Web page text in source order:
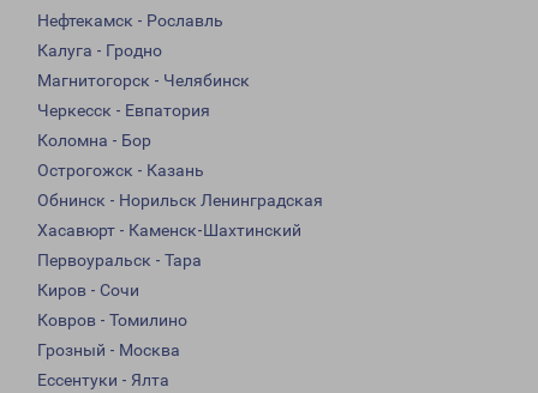
Нефтекамск - Рославль
Калуга - Гродно
Магнитогорск - Челябинск
Черкесск - Евпатория
Коломна - Бор
Острогожск - Казань
Обнинск - Норильск Ленинградская
Хасавюрт - Каменск-Шахтинский
Первоуральск - Тара
Киров - Сочи
Ковров - Томилино
Грозный - Москва
Ессентуки - Ялта